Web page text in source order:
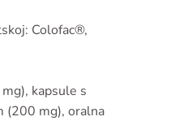
Colofac®,
kapsule s
(200 mg), oralna